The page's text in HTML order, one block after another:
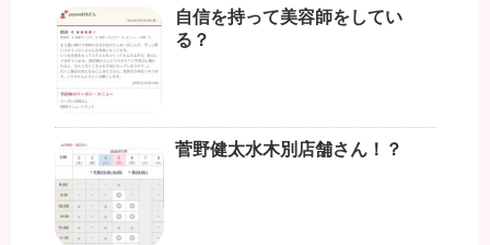
自信を持って美容師をしてい
る？
菅野健太水木別店舗さん！？